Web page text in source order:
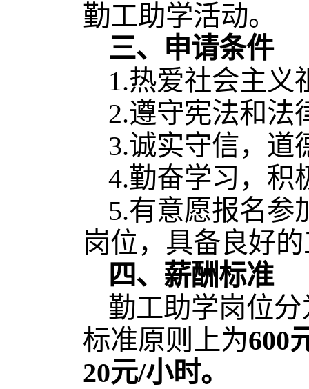
勤工助学活动。
三、申请条件
1.热爱社会主义
2.遵守宪法和法
3.诚实守信，道
4.勤奋学习，积
5.有意愿报名参
岗位，具备良好
四、薪酬标准
勤工助学岗位
标准原则上为600
20元/小时。